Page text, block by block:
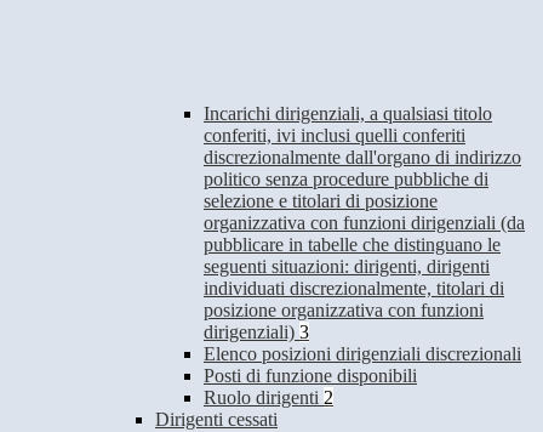
Incarichi dirigenziali, a qualsiasi titolo
conferiti, ivi inclusi quelli conferiti
discrezionalmente dall'organo di indirizzo
politico senza procedure pubbliche di
selezione e titolari di posizione
organizzativa con funzioni dirigenziali (da
pubblicare in tabelle che distinguano le
seguenti situazioni: dirigenti, dirigenti
individuati discrezionalmente, titolari di
posizione organizzativa con funzioni
dirigenziali) 3
Elenco posizioni dirigenziali discrezionali
Posti di funzione disponibili
Ruolo dirigenti 2
Dirigenti cessati